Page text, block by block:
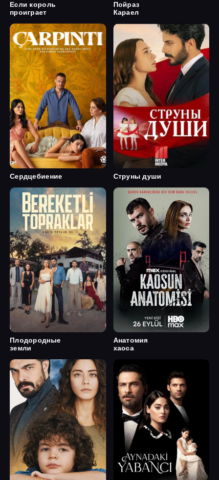
Если король
проиграет
Пойраз
Караел
Сердцебиение Струны души
Плодородные
земли
Анатомия
хаоса